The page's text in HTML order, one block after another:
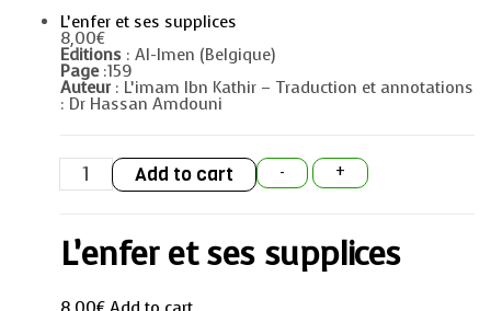
L’enfer et ses supplices
8,00€
Editions : Al-Imen (Belgique)
Page:159
Auteur : L’imam Ibn Kathir – Traduction et annotations
: Dr Hassan Amdouni
-
L'enfer
ses
+
Add to cart
L’enfer et ses supplices